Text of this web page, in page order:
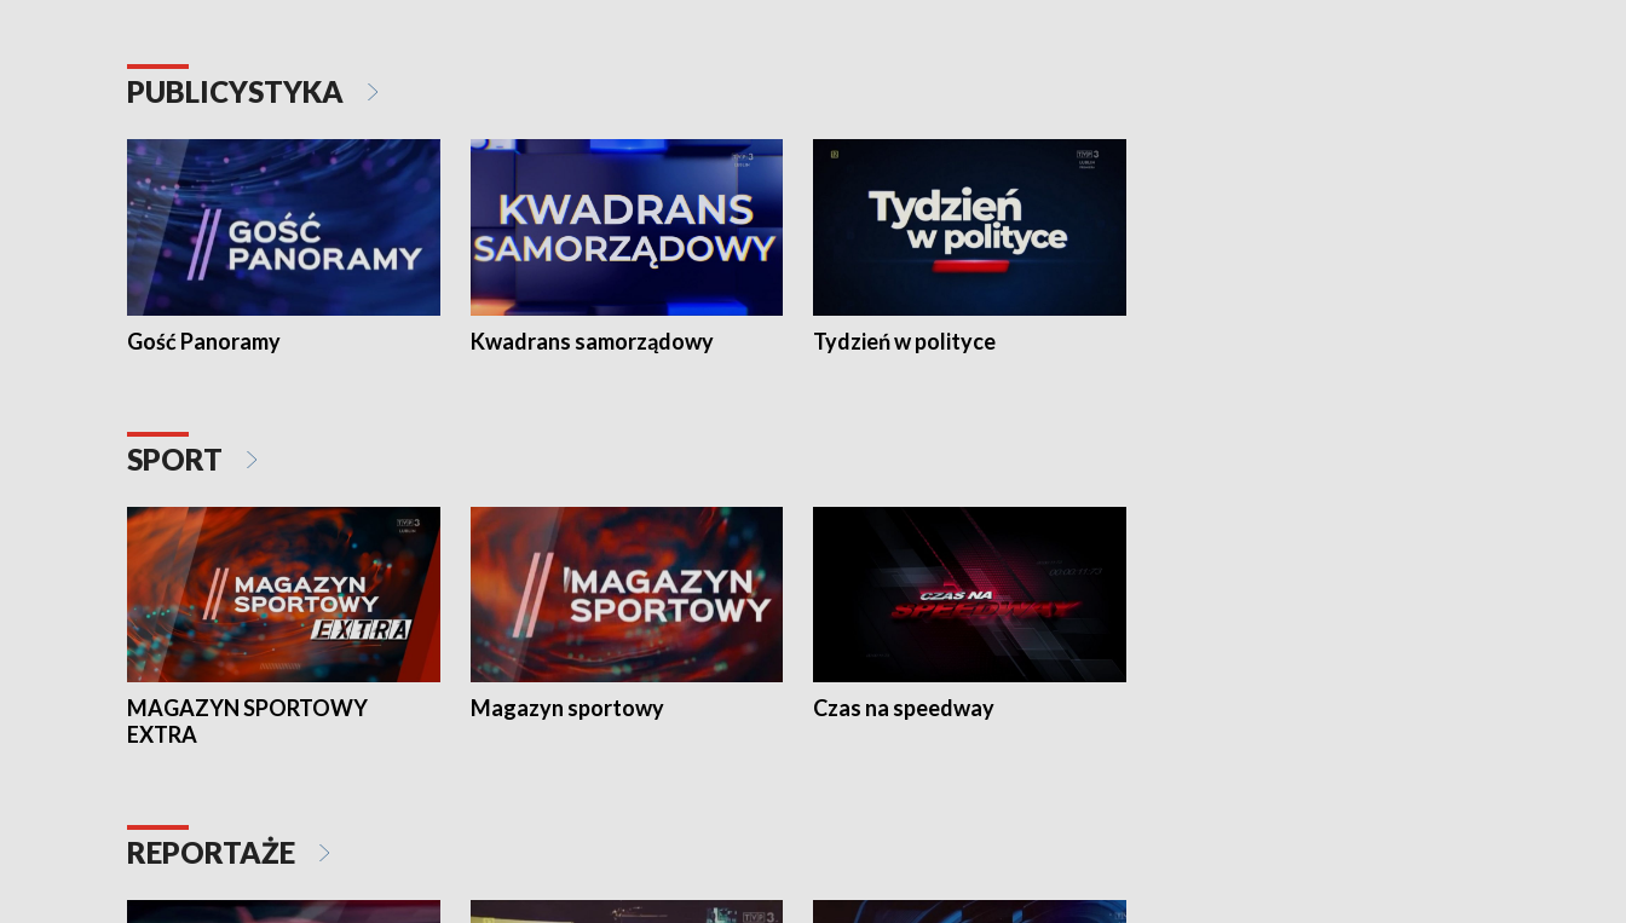
PUBLICYSTYKA
Gość Panoramy Kwadrans samorządowy Tydzień w polityce
SPORT
MAGAZYN SPORTOWY
EXTRA
Magazyn sportowy Czas na speedway
REPORTAŻE